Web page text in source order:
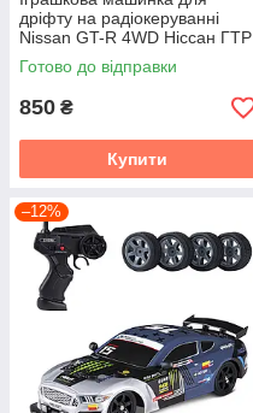
дріфту на радіокеруванні
Nissan GT-R 4WD Ніссан ГТР
на радіокеруванні дрифт
Готово до відправки
850 ₴
Купити
–12%